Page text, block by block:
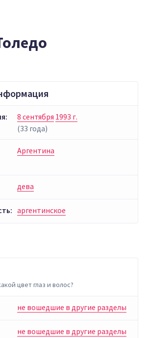
8 сентября 1993 г.
(33 года)
Аргентина
дева
аргентинское
цвет глаз и волос?
не вошедшие в другие разделы
не вошедшие в другие разделы